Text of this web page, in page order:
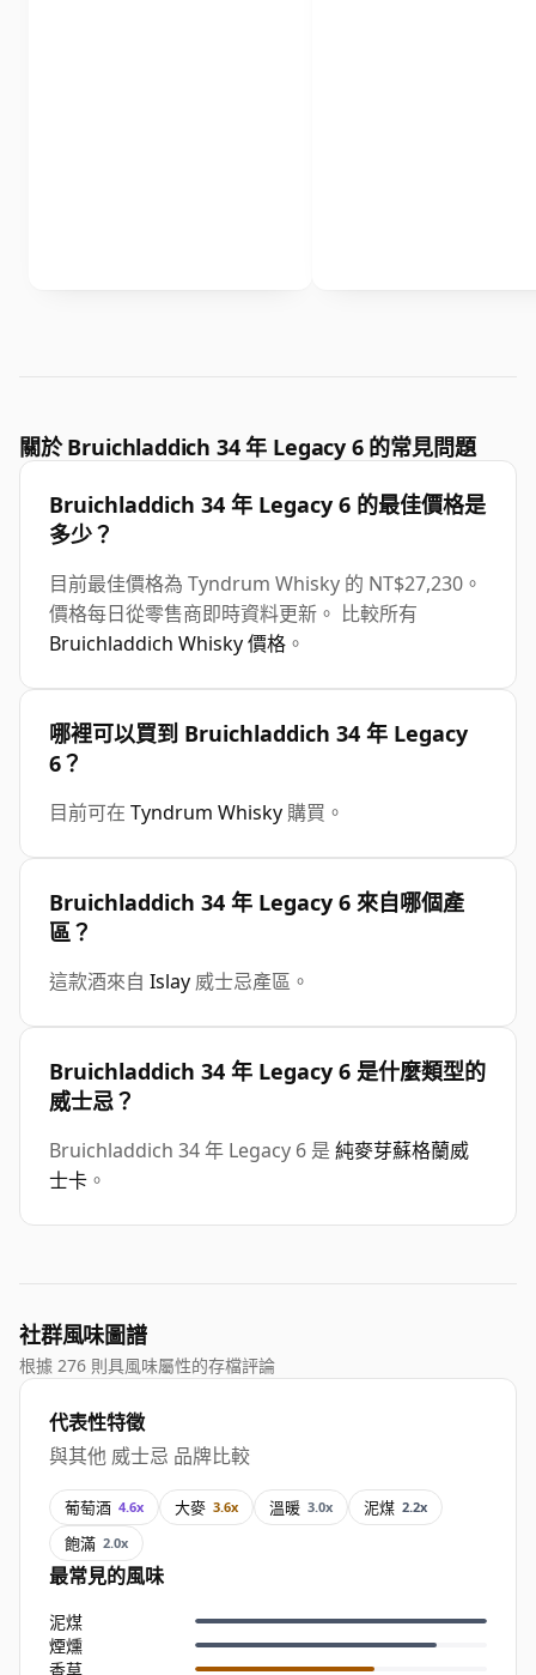
關於 Bruichladdich 34 年 Legacy 6 的常見問題
Bruichladdich 34 年 Legacy 6 的最佳價格是
多少？
目前最佳價格為 Tyndrum Whisky 的 NT$27,230。
價格每日從零售商即時資料更新。 比較所有
Bruichladdich Whisky 價格 。
哪裡可以買到 Bruichladdich 34 年 Legacy
6？
目前可在 Tyndrum Whisky 購買。
Bruichladdich 34 年 Legacy 6 來自哪個產
區？
這款酒來自 Islay 威士忌產區。
Bruichladdich 34 年 Legacy 6 是什麼類型的
威士忌？
Bruichladdich 34 年 Legacy 6 是 純麥芽蘇格蘭威
士卡 。
社群風味圖譜
根據 276 則具風味屬性的存檔評論
代表性特徵
與其他 威士忌 品牌比較
葡萄酒 4.6x 大麥 3.6x 溫暖 3.0x 泥煤 2.2x
飽滿 2.0x
最常見的風味
泥煤
煙燻
香草